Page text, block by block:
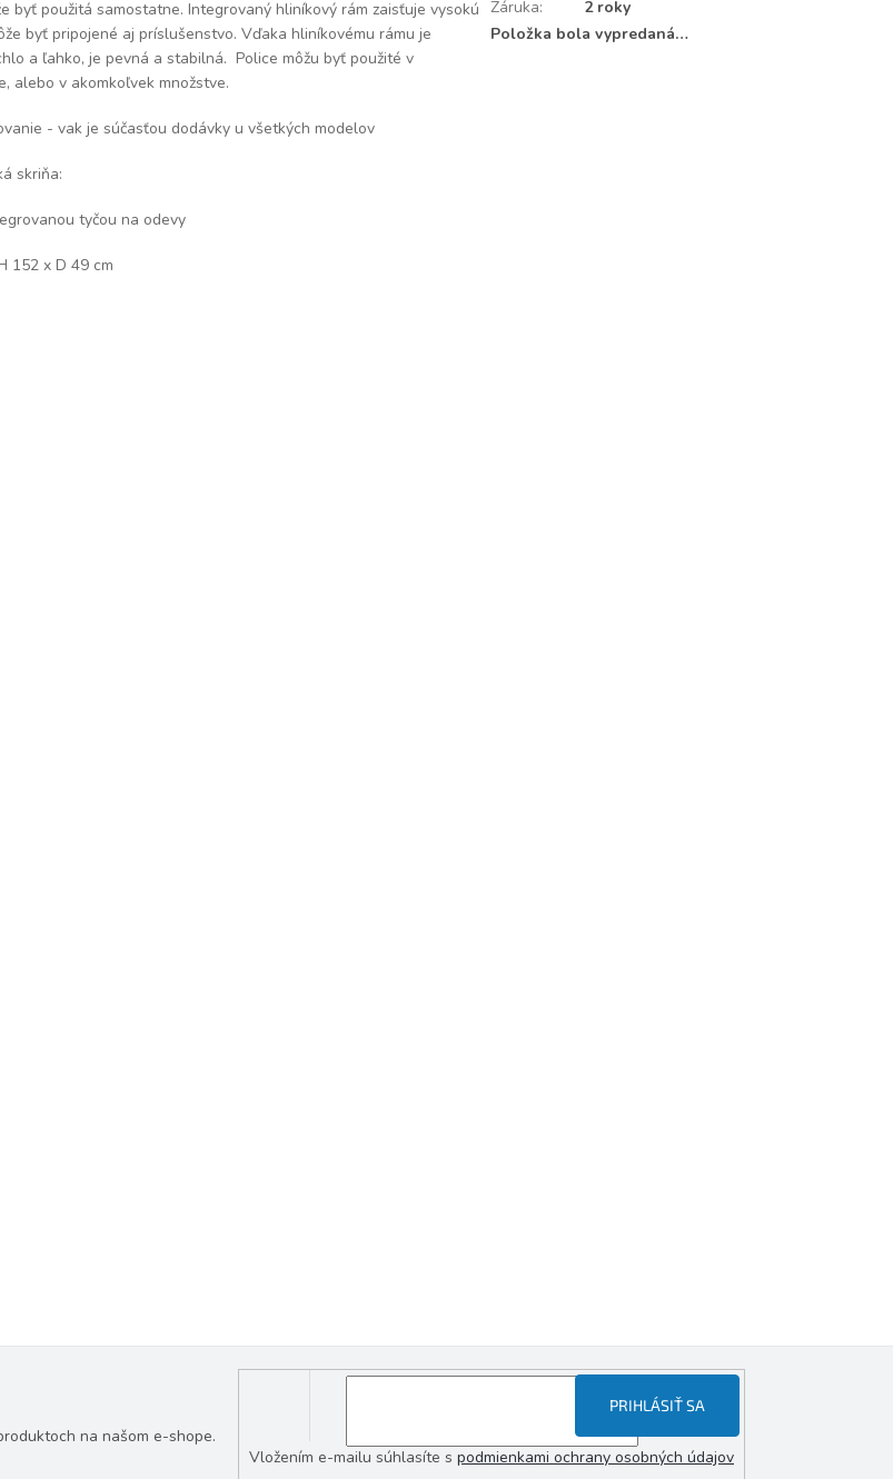
byť použitá samostatne. Integrovaný hliníkový rám zaisťuje vysokú
byť pripojené aj príslušenstvo. Vďaka hliníkovému rámu je
a ľahko, je pevná a stabilná. Police môžu byť použité v
alebo v akomkoľvek množstve.
- vak je súčasťou dodávky u všetkých modelov
skriňa:
tyčou na odevy
152 x D 49 cm
Záruka:
2 roky
Položka bola vypredaná…
na našom e-shope.
Vložením e-mailu súhlasíte s podmienkami ochrany osobných údajov
PRIHLÁSIŤ SA